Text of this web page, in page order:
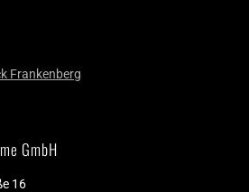
Frankenberg
GmbH
16